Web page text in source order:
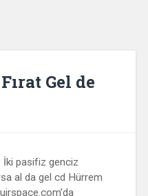
Gel de
İki pasifiz genciz
al da gel cd Hürrem